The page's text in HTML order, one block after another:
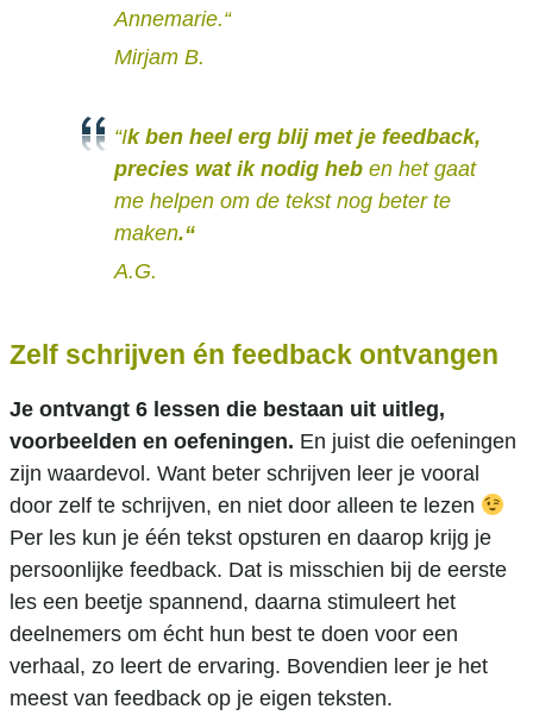
Annemarie.“
Mirjam B.
“Ik ben heel erg blij met je feedback,
precies wat ik nodig heb en het gaat
me helpen om de tekst nog beter te
maken.“
A.G.
Zelf schrijven én feedback ontvangen
Je ontvangt 6 lessen die bestaan uit uitleg,
voorbeelden en oefeningen. En juist die oefeningen
zijn waardevol. Want beter schrijven leer je vooral
door zelf te schrijven, en niet door alleen te lezen
Per les kun je één tekst opsturen en daarop krijg je
persoonlijke feedback. Dat is misschien bij de eerste
les een beetje spannend, daarna stimuleert het
deelnemers om écht hun best te doen voor een
verhaal, zo leert de ervaring. Bovendien leer je het
meest van feedback op je eigen teksten.